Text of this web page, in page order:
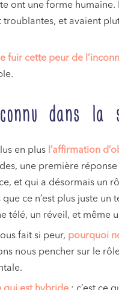
ont une forme
et avaient
fuir cette peur de
dans la
en plus l’affirmation
une première
et qui a désormais un
ce n’est plus juste un
télé, un réveil, et même
fait si peur, pourquoi
nous pencher sur le